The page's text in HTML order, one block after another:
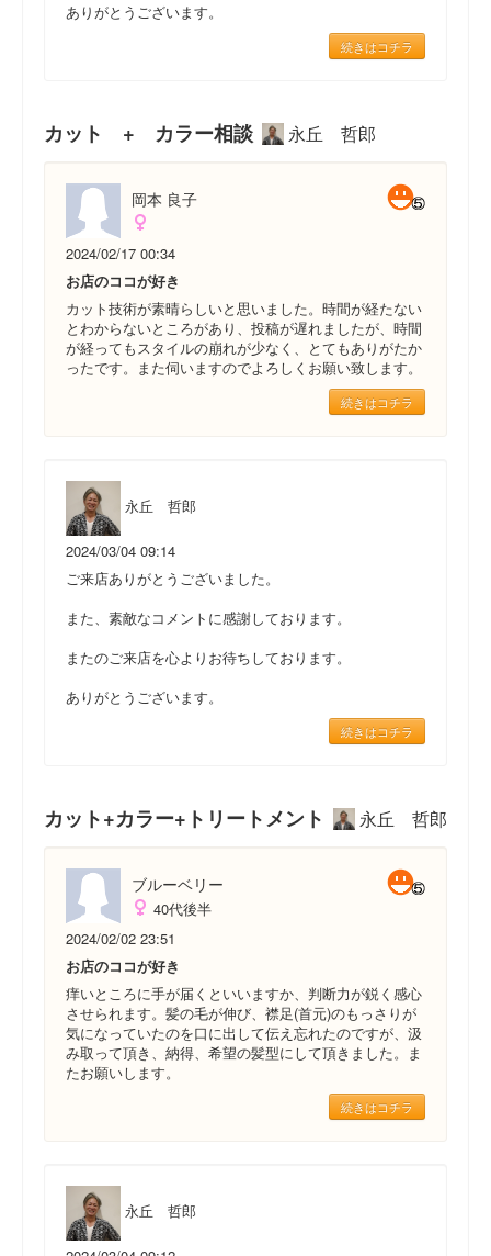
ありがとうございます。
続きはコチラ
カット + カラー相談 永丘 哲郎
岡本 良子
2024/02/17 00:34
お店のココが好き
カット技術が素晴らしいと思いました。時間が経たない
とわからないところがあり、投稿が遅れましたが、時間
が経ってもスタイルの崩れが少なく、とてもありがたか
ったです。また伺いますのでよろしくお願い致します。
続きはコチラ
永丘 哲郎
2024/03/04 09:14
ご来店ありがとうございました。
また、素敵なコメントに感謝しております。
またのご来店を心よりお待ちしております。
ありがとうございます。
続きはコチラ
カット+カラー+トリートメント 永丘 哲郎
ブルーベリー
40代後半
2024/02/02 23:51
お店のココが好き
痒いところに手が届くといいますか、判断力が鋭く感心
させられます。髪の毛が伸び、襟足(首元)のもっさりが
気になっていたのを口に出して伝え忘れたのですが、汲
み取って頂き、納得、希望の髪型にして頂きました。ま
たお願いします。
続きはコチラ
永丘 哲郎